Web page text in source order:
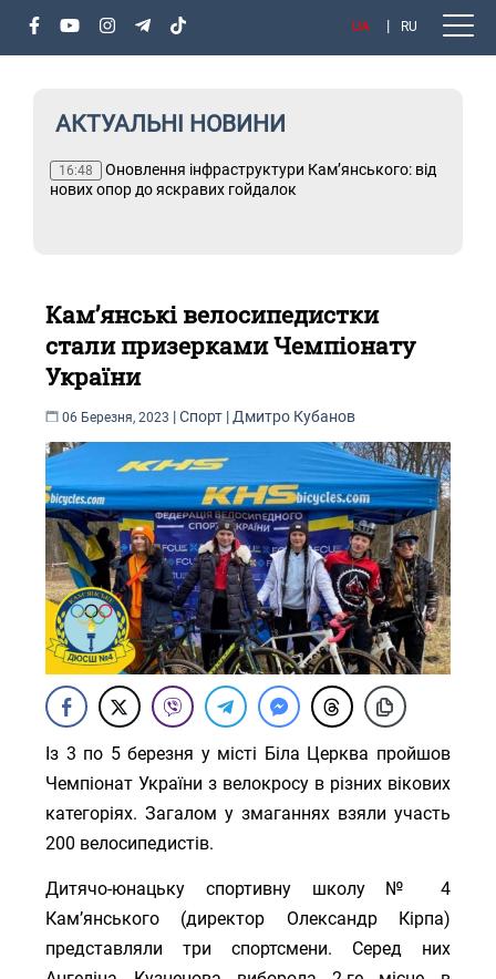
UA RU
АКТУАЛЬНІ НОВИНИ
16:48
Оновлення інфраструктури Кам’янського: від
нових опор до яскравих гойдалок
Кам’янські велосипедистки
стали призерками Чемпіонату
України
06 Березня, 2023 |Спорт | Дмитро Кубанов
Із 3 по 5 березня у місті Біла Церква пройшов
Чемпіонат України з велокросу в різних вікових
категоріях. Загалом у змаганнях взяли участь
200 велосипедистів.
Дитячо-юнацьку спортивну школу № 4
Кам’янського (директор Олександр Кірпа)
представляли три спортсмени. Серед них